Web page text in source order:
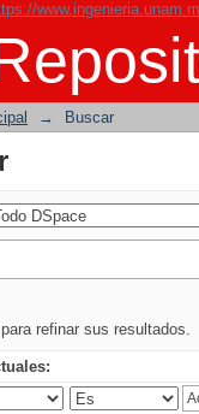
→ Buscar
refinar sus resultados.